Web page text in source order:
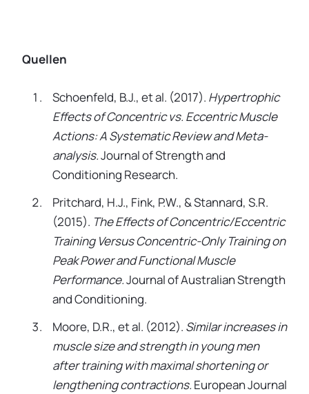
Quellen
Schoenfeld, B.J., et al. (2017). Hypertrophic
Effects of Concentric vs. Eccentric Muscle
Actions: A Systematic Review and Meta-
analysis.Journal of Strength and
Conditioning Research.
Pritchard, H.J., Fink, P.W., & Stannard, S.R.
(2015). The Effects of Concentric/Eccentric
Training Versus Concentric-Only Training on
Peak Power and Functional Muscle
Performance.Journal of Australian Strength
and Conditioning.
Moore, D.R., et al. (2012). Similar increases in
muscle size and strength in young men
after training with maximal shortening or
lengthening contractions. European Journal